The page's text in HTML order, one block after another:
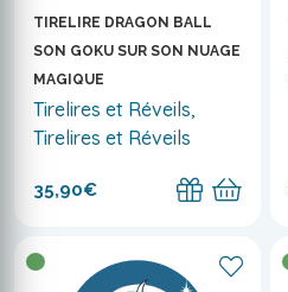
TIRELIRE DRAGON BALL
SON GOKU SUR SON NUAGE
MAGIQUE
Tirelires et Réveils,
Tirelires et Réveils
35,90€